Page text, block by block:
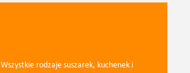
Wszystkie rodzaje suszarek, kuchenek i